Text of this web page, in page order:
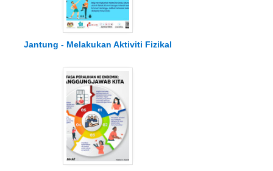
Jantung - Melakukan Aktiviti Fizikal